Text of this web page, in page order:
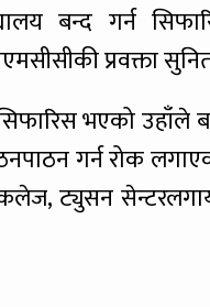
बन्द गर्न
प्रवक्ता
भएको
गर्न रोक
ट्युसन